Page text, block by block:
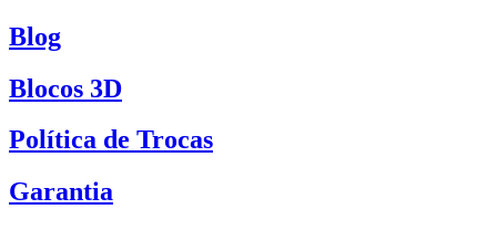
Blog
Blocos 3D
Política de Trocas
Garantia